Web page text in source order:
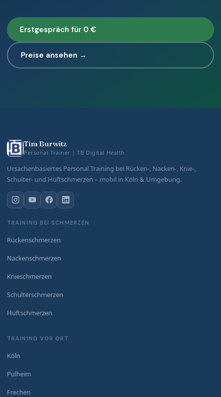
Erstgespräch für 0 €
Preise ansehen →
Tim Burwitz
Personal Trainer | TB Digital Health
Ursachenbasiertes Personal Training bei Rücken-, Nacken-, Knie-,
Schulter- und Hüftschmerzen – mobil in Köln & Umgebung.
TRAINING BEI SCHMERZEN
Rückenschmerzen
Nackenschmerzen
Knieschmerzen
Schulterschmerzen
Hüftschmerzen
TRAINING VOR ORT
Köln
Pulheim
Frechen